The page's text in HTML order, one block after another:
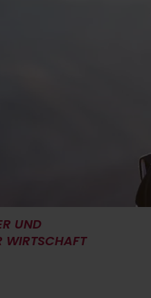
UND
WIRTSCHAFT